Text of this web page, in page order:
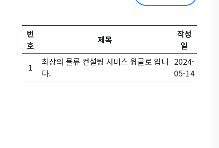
번
호
제목
작성
일
1
최상의 물류 컨설팅 서비스 윙글로 입니
다.
2024-
05-14